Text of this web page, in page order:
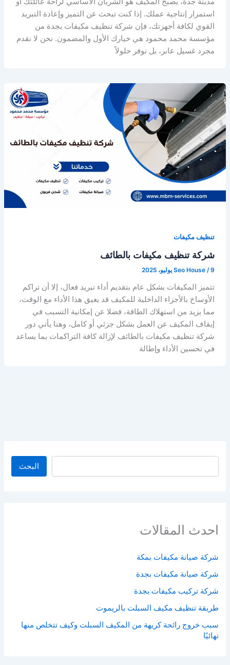
استمرار إنتاجية عملك. إذا كنت تبحث عن التميز وإعادة التبريد
القوي لكافة أجهزتك، فإن شركة تنظيف مكيفات بجدة من
مؤسسة محمد محمود هي خيارك الأول والمضمون. نحن لا نقدم
مجرد غسيل عابر، بل نوفر حلولاً
تنظيف مكيفات
شركة تنظيف مكيفات بالطائف
Seo House/9 يوليو، 2025
تتميز المكيفات بشكل عام بتقديم أداء تبريد فعال، إلا أن تراكم
الأوساخ بالأجزاء الداخلية للمكيف قد يعيق هذا الأداء مع الوقت،
مما يزيد من استهلاك الطاقة، فضلا عن إمكانية التسبب في
إيقاف المكيف عن العمل بشكل جزئي أو كامل، وهنا يأتي دور
شركة تنظيف مكيفات بالطائف لإزالة كافة التراكمات بما يساعد
في تحسين الأداء وإطالة
البحث
احدث المقالات
شركة صيانة مكيفات بمكة
شركة صيانة مكيفات بجدة
شركة تركيب مكيفات بجدة
طريقة تنظيف مكيف السبلت بالريموت
سبب خروج رائحة كريهة من المكيف السبلت وكيف تتخلص منها
نهائيًا